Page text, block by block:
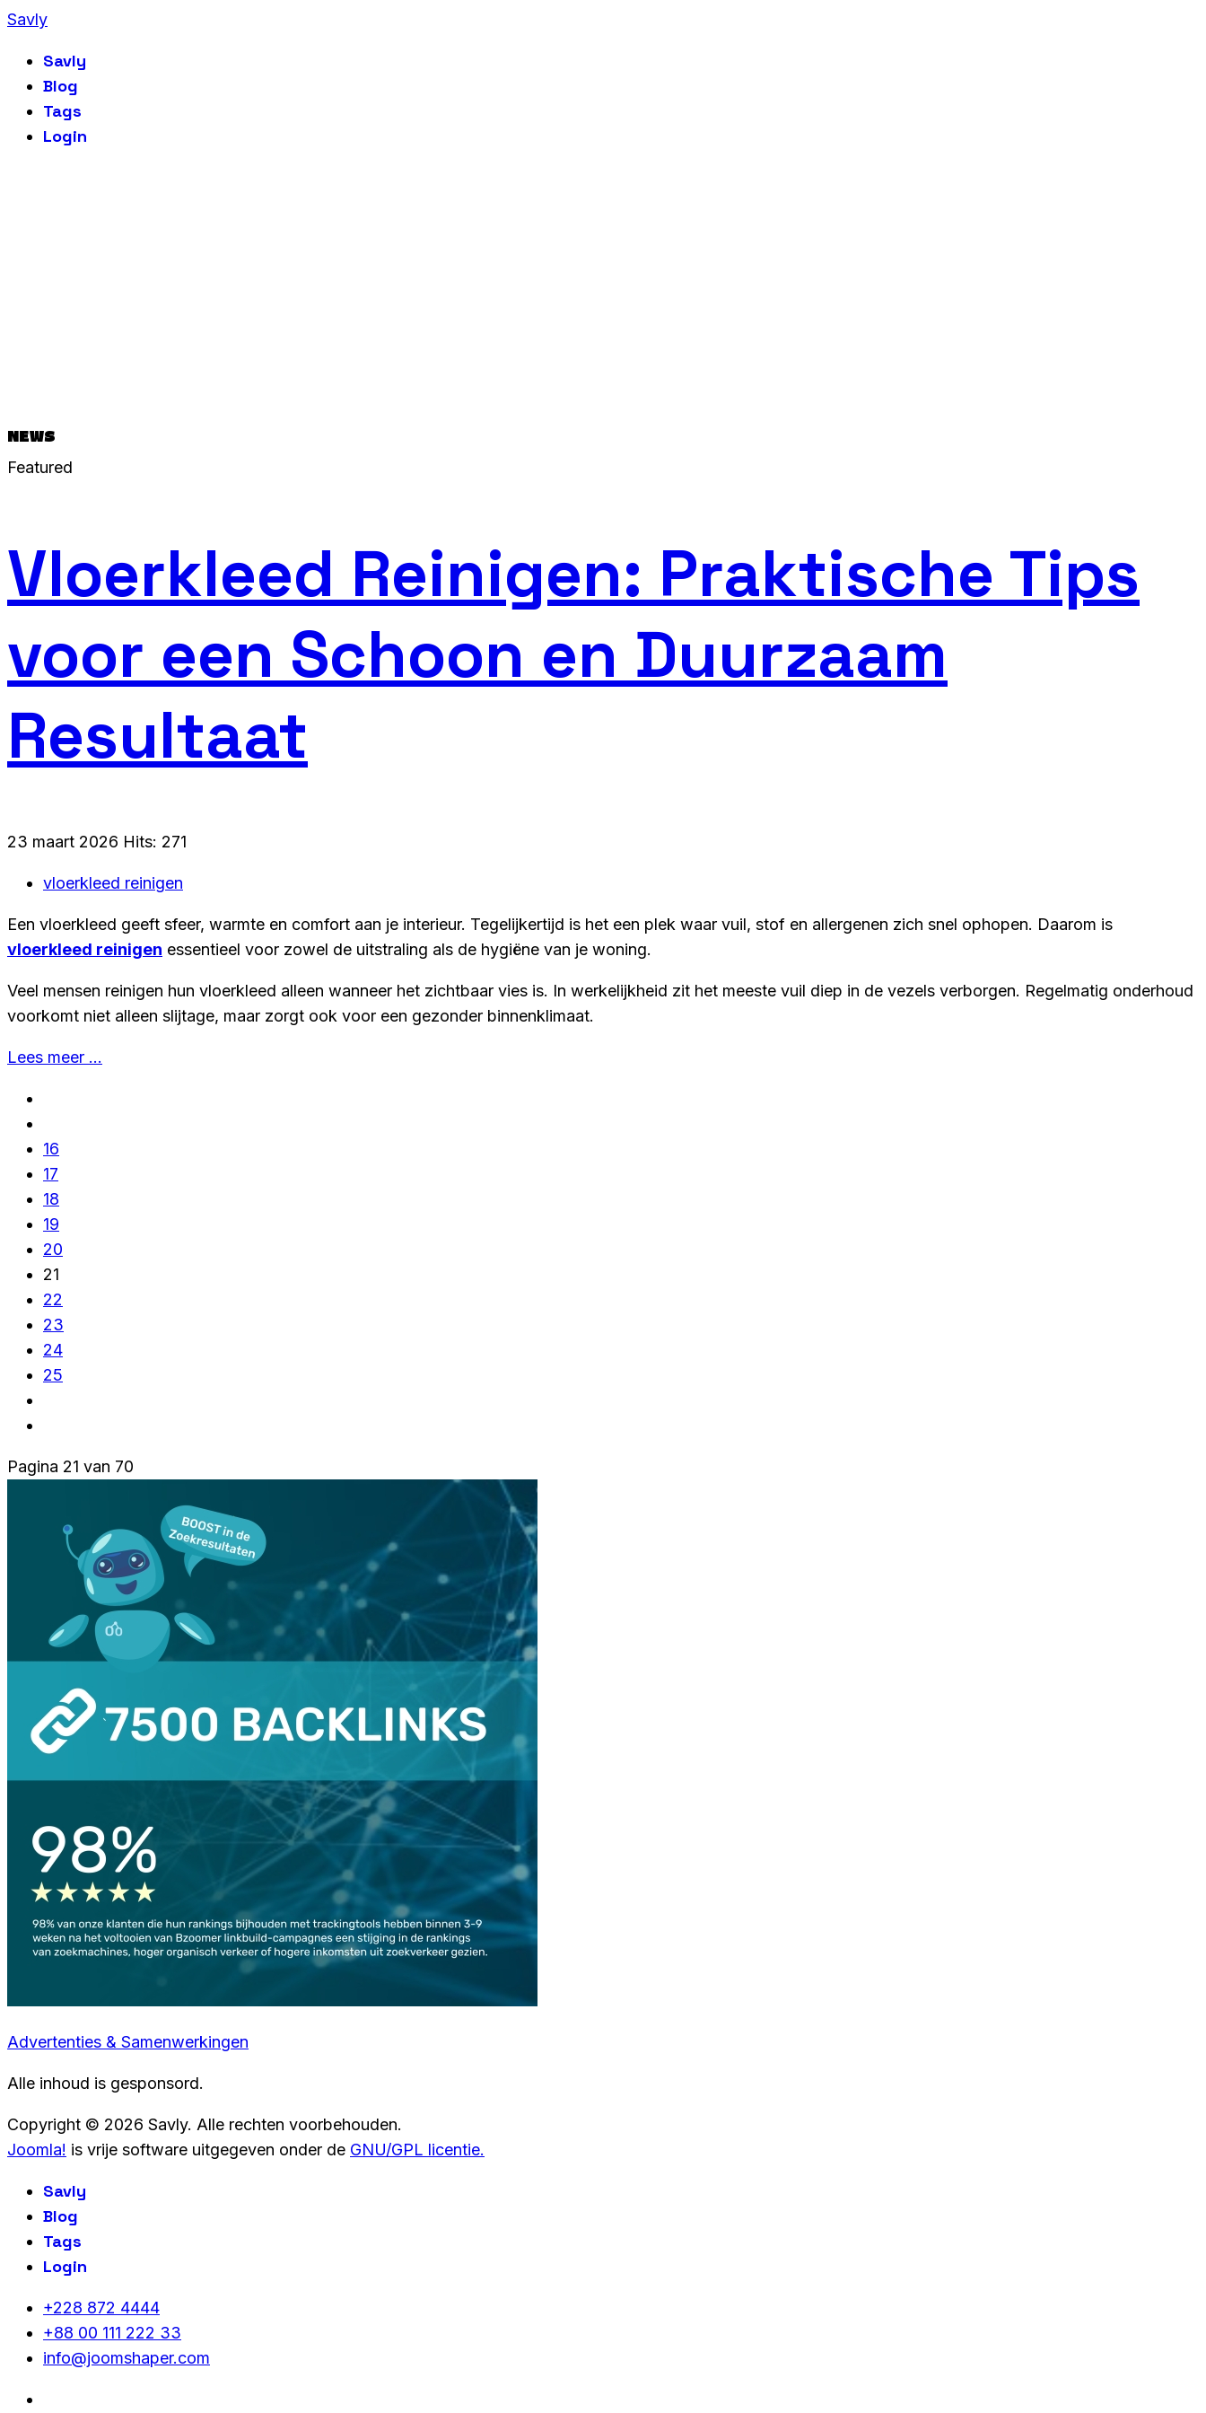
Savly
Savly
Blog
Tags
Login
NEWS
Featured
Vloerkleed Reinigen: Praktische Tips
voor een Schoon en Duurzaam
Resultaat
23 maart 2026 Hits: 271
vloerkleed reinigen
Een vloerkleed geeft sfeer, warmte en comfort aan je interieur. Tegelijkertijd is het een plek waar vuil, stof en allergenen zich snel ophopen. Daarom is
vloerkleed reinigen essentieel voor zowel de uitstraling als de hygiëne van je woning.
Veel mensen reinigen hun vloerkleed alleen wanneer het zichtbaar vies is. In werkelijkheid zit het meeste vuil diep in de vezels verborgen. Regelmatig onderhoud
voorkomt niet alleen slijtage, maar zorgt ook voor een gezonder binnenklimaat.
Lees meer …
16
17
18
19
20
21
22
23
24
25
Pagina 21 van 70
Advertenties & Samenwerkingen
Alle inhoud is gesponsord.
Copyright © 2026 Savly. Alle rechten voorbehouden.
Joomla! is vrije software uitgegeven onder de GNU/GPL licentie.
Savly
Blog
Tags
Login
+228 872 4444
+88 00 111 222 33
info@joomshaper.com